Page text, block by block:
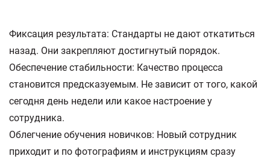
Фиксация результата: Стандарты не дают откатиться
назад. Они закрепляют достигнутый порядок.
Обеспечение стабильности: Качество процесса
становится предсказуемым. Не зависит от того, какой
сегодня день недели или какое настроение у
сотрудника.
Облегчение обучения новичков: Новый сотрудник
приходит и по фотографиям и инструкциям сразу